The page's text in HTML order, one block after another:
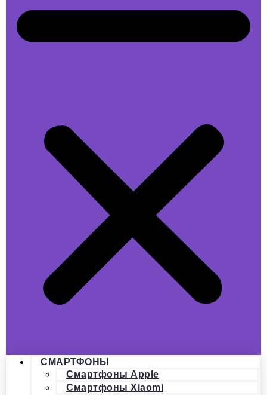
СМАРТФОНЫ
Смартфоны Apple
Смартфоны Xiaomi